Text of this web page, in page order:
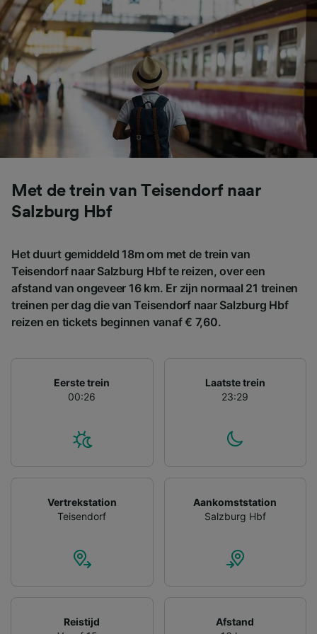
Met de trein van Teisendorf naar
Salzburg Hbf
Het duurt gemiddeld 18m om met de trein van
Teisendorf naar Salzburg Hbf te reizen, over een
afstand van ongeveer 16 km. Er zijn normaal 21 treinen
treinen per dag die van Teisendorf naar Salzburg Hbf
reizen en tickets beginnen vanaf € 7,60.
Eerste trein
00:26
Laatste trein
23:29
Vertrekstation
Teisendorf
Aankomststation
Salzburg Hbf
Reistijd
Afstand
instellingen op elk moment wijzigen op de
pagina met onze privacyverklaring. Deze
keuzes worden aan onze partners
doorgegeven en hebben geen invloed op
browsegegevens. Je gegevens worden niet
gebruikt voor tracking als je ons hebt
gevraagd om je niet te volgen.
Wij en onze partners verwerken gegevens
Precieze geolocatiegegevens gebruiken. De
apparaatkenmerken actief scannen ter
identificatie. Informatie op een apparaat
opslaan en/of openen. Gepersonaliseerde
contentmetingen, doelgroepenonderzoek en
ontwikkeling van diensten.
Partnerlijst (derden)